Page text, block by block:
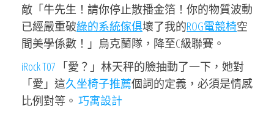
敵「牛先生！請你停止散播金箔！你的物質波動
已經嚴重破綠的系統傢俱壞了我的ROG電競椅空
間美學係數！」烏克蘭隊，降至C級聯賽。
iRock T07 「愛？」林天秤的臉抽動了一下，她對
「愛」這久坐椅子推薦個詞的定義，必須是情感
比例對等。 巧寓設計